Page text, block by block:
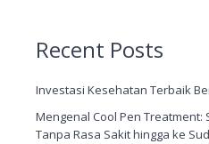
Recent Posts
Investasi Kesehatan Terbaik
Mengenal Cool Pen Treatment:
Tanpa Rasa Sakit hingga ke